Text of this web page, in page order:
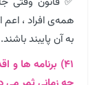
همه‌ی افراد ، اعم
به آن پایبند باشند.
۴۱) برنامه ها